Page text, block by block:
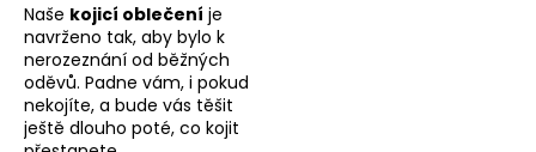
Naše kojicí oblečení je
navrženo tak, aby bylo k
nerozeznání od běžných
oděvů. Padne vám, i pokud
nekojíte, a bude vás těšit
ještě dlouho poté, co kojit